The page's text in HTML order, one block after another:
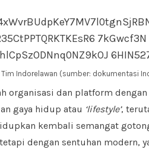
Tim Indorelawan (sumber: dokumentasi
organisasi dan platform
gaya hidup atau ‘lifestyle’,
kembali semangat
dengan sentuhan modern,